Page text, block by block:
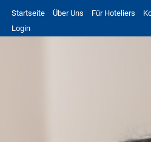
Startseite Über Uns Für Hoteliers
Login